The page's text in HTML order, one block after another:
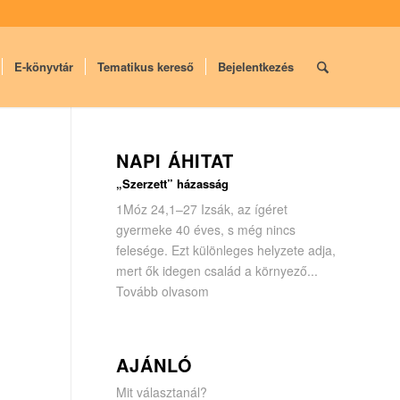
E-könyvtár Tematikus kereső Bejelentkezés
NAPI ÁHITAT
„Szerzett” házasság
1Móz 24,1–27 Izsák, az ígéret
gyermeke 40 éves, s még nincs
felesége. Ezt különleges helyzete adja,
mert ők idegen család a környező...
Tovább olvasom
AJÁNLÓ
Mit választanál?